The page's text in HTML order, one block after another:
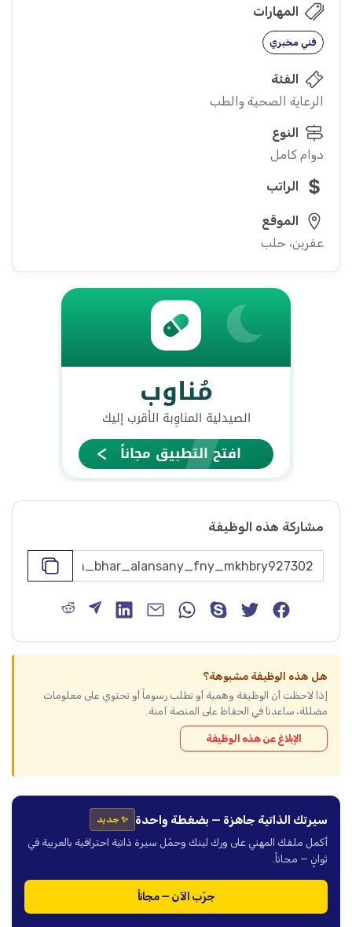
المهارات
فني مخبري
الفئة
الرعاية الصحية والطب
النوع
دوام كامل
الراتب
الموقع
عفرين، حلب
مشاركة هذه الوظيفة
هل هذه الوظيفة مشبوهة؟
إذا لاحظت أن الوظيفة وهمية أو تطلب رسوماً أو تحتوي على معلومات
مضللة، ساعدنا في الحفاظ على المنصة آمنة.
الإبلاغ عن هذه الوظيفة
سيرتك الذاتية جاهزة — بضغطة واحدة ✨ جديد
أكمل ملفك المهني على ورك لينك وحمّل سيرة ذاتية احترافية بالعربية في
ثوانٍ — مجاناً.
جرّب الآن — مجاناً